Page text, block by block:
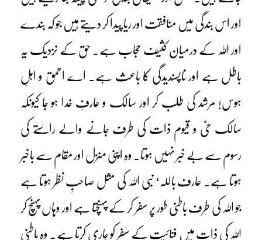
اور اس بندگی میں منافقت اور ریا پیدا کر دیتے ہیں جو کہ بندے
اور اللہ کے درمیان کثیف حجاب ہے۔ حق کے نزدیک یہ
باطل ہے اور ناپسندیدگی کا باعث ہے۔ اے احمق و اہلِ
ہوس! مرشد کی طلب کر اور سالک و عارفِ خدا ہو جا کیونکہ
سالک حیّ و قیوم ذات کی طرف جانے والے راستے کی
رسوم سے بے خبر نہیں ہوتا۔ وہ اپنی منزل اور مقام سے باخبر
ہوتا ہے۔ عارف باللہ‘ نبی اللہ کی مثل صاحبِ نظر ہوتا ہے
جو اللہ کی طرف باطنی طور پر سفر کر کے پہنچتا ہے اور وہاں پہنچ کر
اللہ کی ذات میں فنائیت کے سفر کو جاری کرتا ہے۔ وہ باطنی